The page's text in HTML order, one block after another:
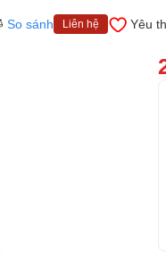
So sánh Liên hệ Yêu